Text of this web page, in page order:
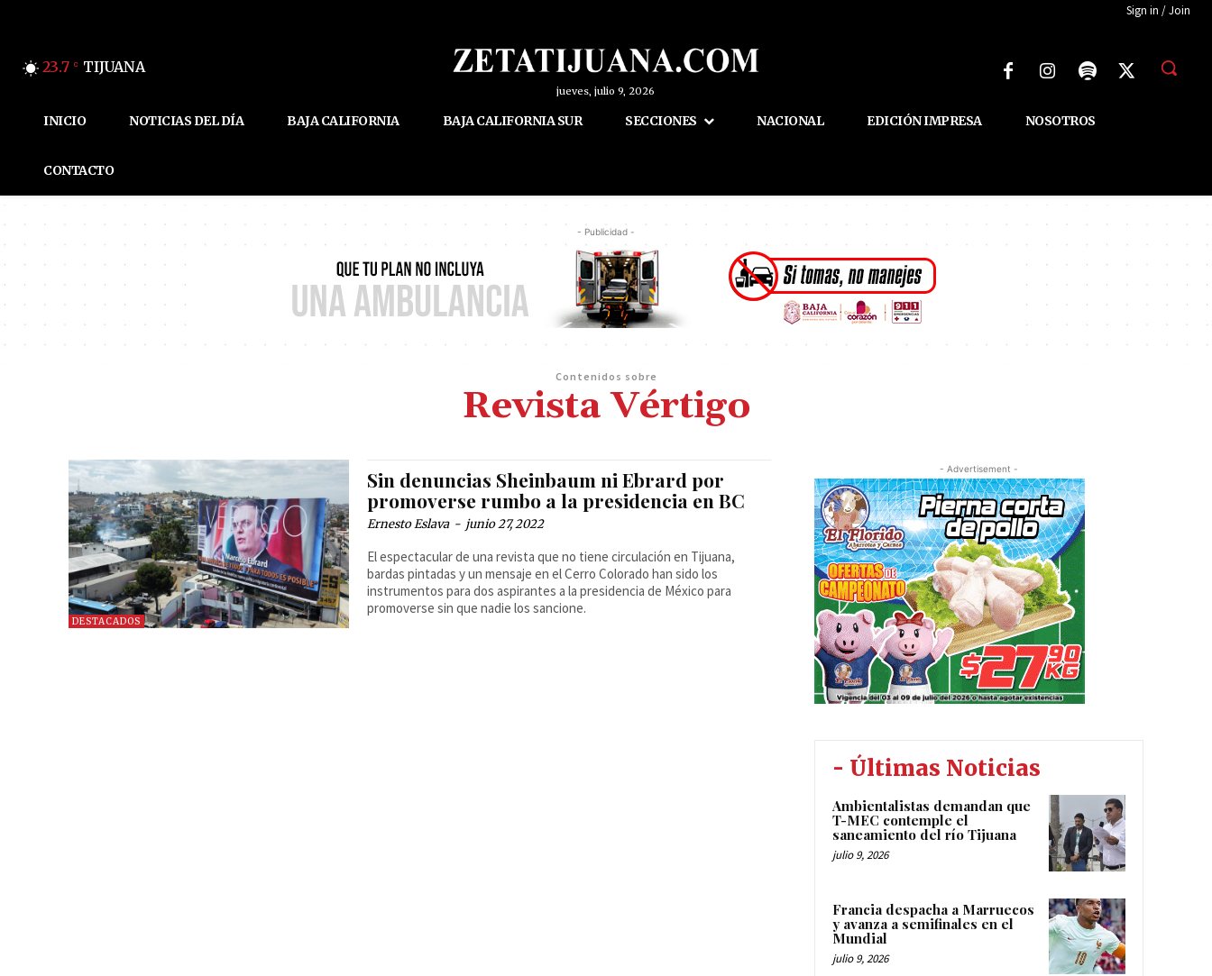
Sign in / Join
23.7 C TIJUANA
jueves, julio 9, 2026
INICIO NOTICIAS DEL DÍA BAJA CALIFORNIA BAJA CALIFORNIA SUR SECCIONES NACIONAL EDICIÓN IMPRESA NOSOTROS
CONTACTO
- Publicidad -
Contenidos sobre
Revista Vértigo
DESTACADOS
Sin denuncias Sheinbaum ni Ebrard por
promoverse rumbo a la presidencia en BC
Ernesto Eslava - junio 27, 2022
El espectacular de una revista que no tiene circulación en Tijuana,
bardas pintadas y un mensaje en el Cerro Colorado han sido los
instrumentos para dos aspirantes a la presidencia de México para
promoverse sin que nadie los sancione.
- Advertisement -
- Últimas Noticias
Ambientalistas demandan que
T-MEC contemple el
saneamiento del río Tijuana
julio 9, 2026
Francia despacha a Marruecos
y avanza a semifinales en el
Mundial
julio 9, 2026